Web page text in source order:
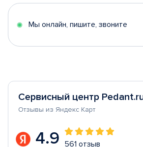
5
Мы онлайн, пишите, звоните
Сервисный центр
Отзывы из Яндекс Карт
4.9 561 отзыв